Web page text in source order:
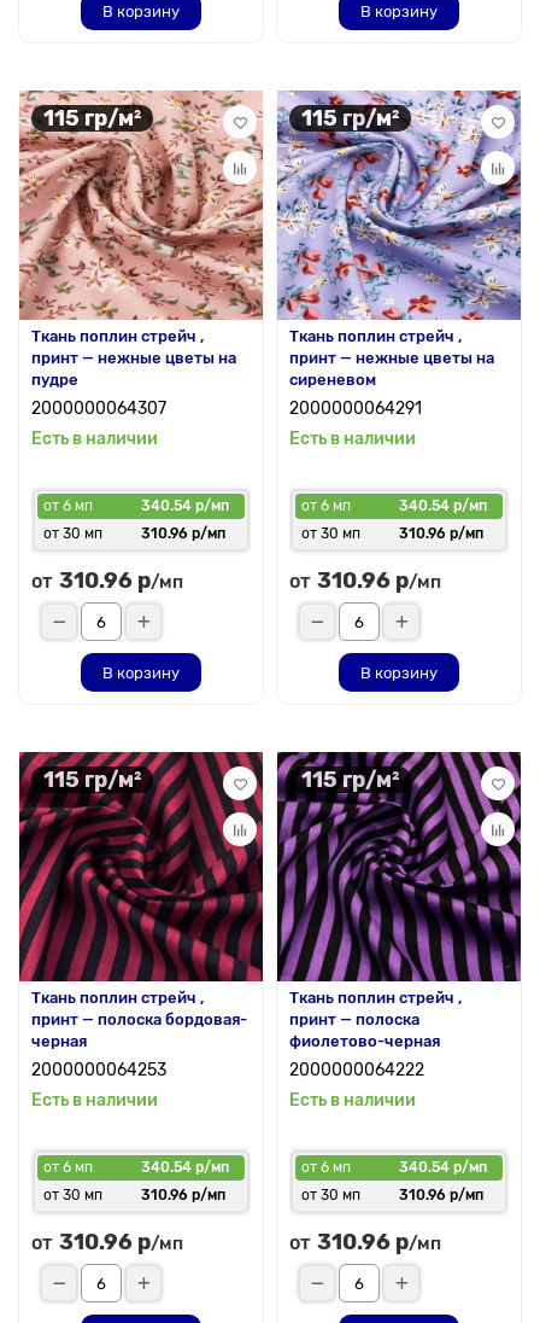
В корзину В корзину
115 гр/м²
Ткань поплин стрейч ,
принт — нежные цветы на
пудре
2000000064307
Есть в наличии
от 6 мп
340.54 р/мп
от 30 мп
310.96 р/мп
от 310.96 р/мп
В корзину
115 гр/м²
Ткань поплин стрейч ,
принт — нежные цветы на
сиреневом
2000000064291
Есть в наличии
от 6 мп
340.54 р/мп
от 30 мп
310.96 р/мп
от 310.96 р/мп
В корзину
115 гр/м²
Ткань поплин стрейч ,
принт — полоска бордовая-
черная
2000000064253
Есть в наличии
от 6 мп
340.54 р/мп
от 30 мп
310.96 р/мп
от 310.96 р/мп
115 гр/м²
Ткань поплин стрейч ,
принт — полоска
фиолетово-черная
2000000064222
Есть в наличии
от 6 мп
340.54 р/мп
от 30 мп
310.96 р/мп
от 310.96 р/мп